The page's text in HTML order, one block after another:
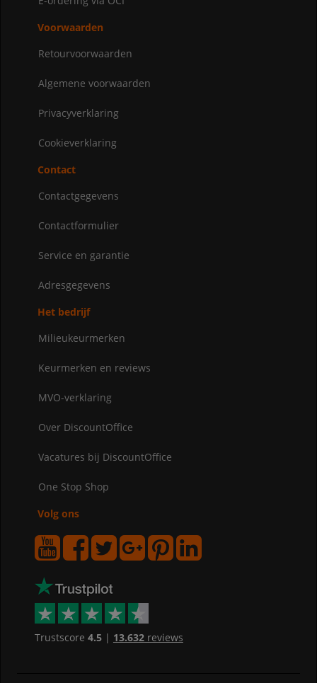
Voorwaarden
Retourvoorwaarden
Algemene voorwaarden
Privacyverklaring
Cookieverklaring
Contact
Contactgegevens
Contactformulier
Service en garantie
Adresgegevens
Het bedrijf
Milieukeurmerken
Keurmerken en reviews
MVO-verklaring
Over DiscountOffice
Vacatures bij DiscountOffice
One Stop Shop
Volg ons
Trustscore 4.5| 13.632reviews